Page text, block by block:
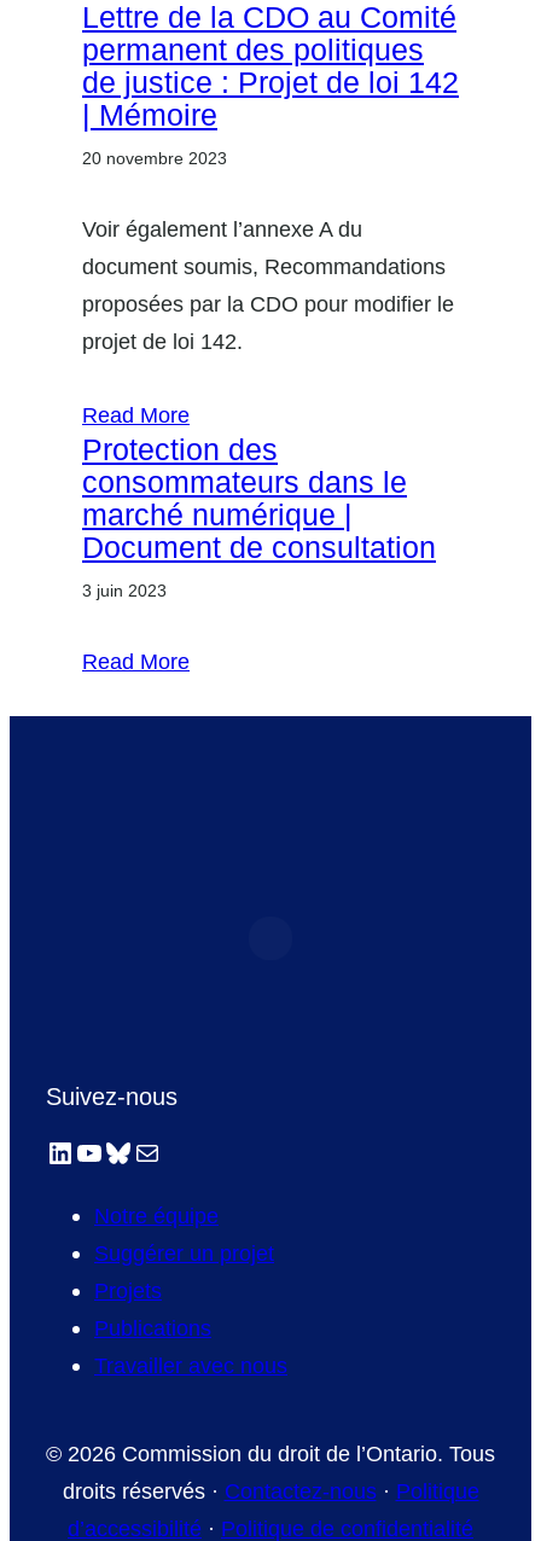
Lettre de la CDO au Comité
permanent des politiques
de justice : Projet de loi 142
| Mémoire
20 novembre 2023
Voir également l’annexe A du
document soumis, Recommandations
proposées par la CDO pour modifier le
projet de loi 142.
Read More
Protection des
consommateurs dans le
marché numérique |
Document de consultation
3 juin 2023
Read More
Suivez-nous
LinkedIn
YouTube
Bluesky
E-mail
Notre équipe
Suggérer un projet
Projets
Publications
Travailler avec nous
© 2026 Commission du droit de l’Ontario. Tous
droits réservés · Contactez-nous· Politique
d’accessibilité · Politique de confidentialité